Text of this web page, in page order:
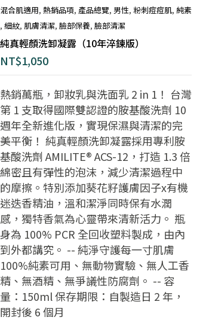
混合肌適用, 熱銷品項, 產品總覽, 男性, 粉刺痘痘肌, 純素
, 細紋, 肌膚清潔, 臉部保養, 臉部清潔
純真輕顏洗卸凝露（10年淬鍊版）
NT$1,050
熱銷萬瓶，卸妝乳與洗面乳 2 in 1！ 台灣
第 1 支取得國際雙認證的胺基酸洗劑 10
週年全新進化版，實現保濕與清潔的完
美平衡！ 純真輕顏洗卸凝露採用專利胺
基酸洗劑 AMILITE® ACS-12，打造 1.3 倍
綿密且有彈性的泡沫，減少清潔過程中
的摩擦。 ​ 特別添加葵花籽護膚因子x有機
迷迭香精油，溫和潔淨同時保有水潤
感，獨特香氣為心靈帶來清新活力。 瓶
身為 100% PCR 全回收塑料製成，由內
到外都講究。 --純淨守護每一寸肌膚​
100%純素可用、無動物實驗、無人工香
精、無酒精、無爭議性防腐劑。 -- 容
量：150ml 保存期限：自製造日 2 年，
開封後 6 個月